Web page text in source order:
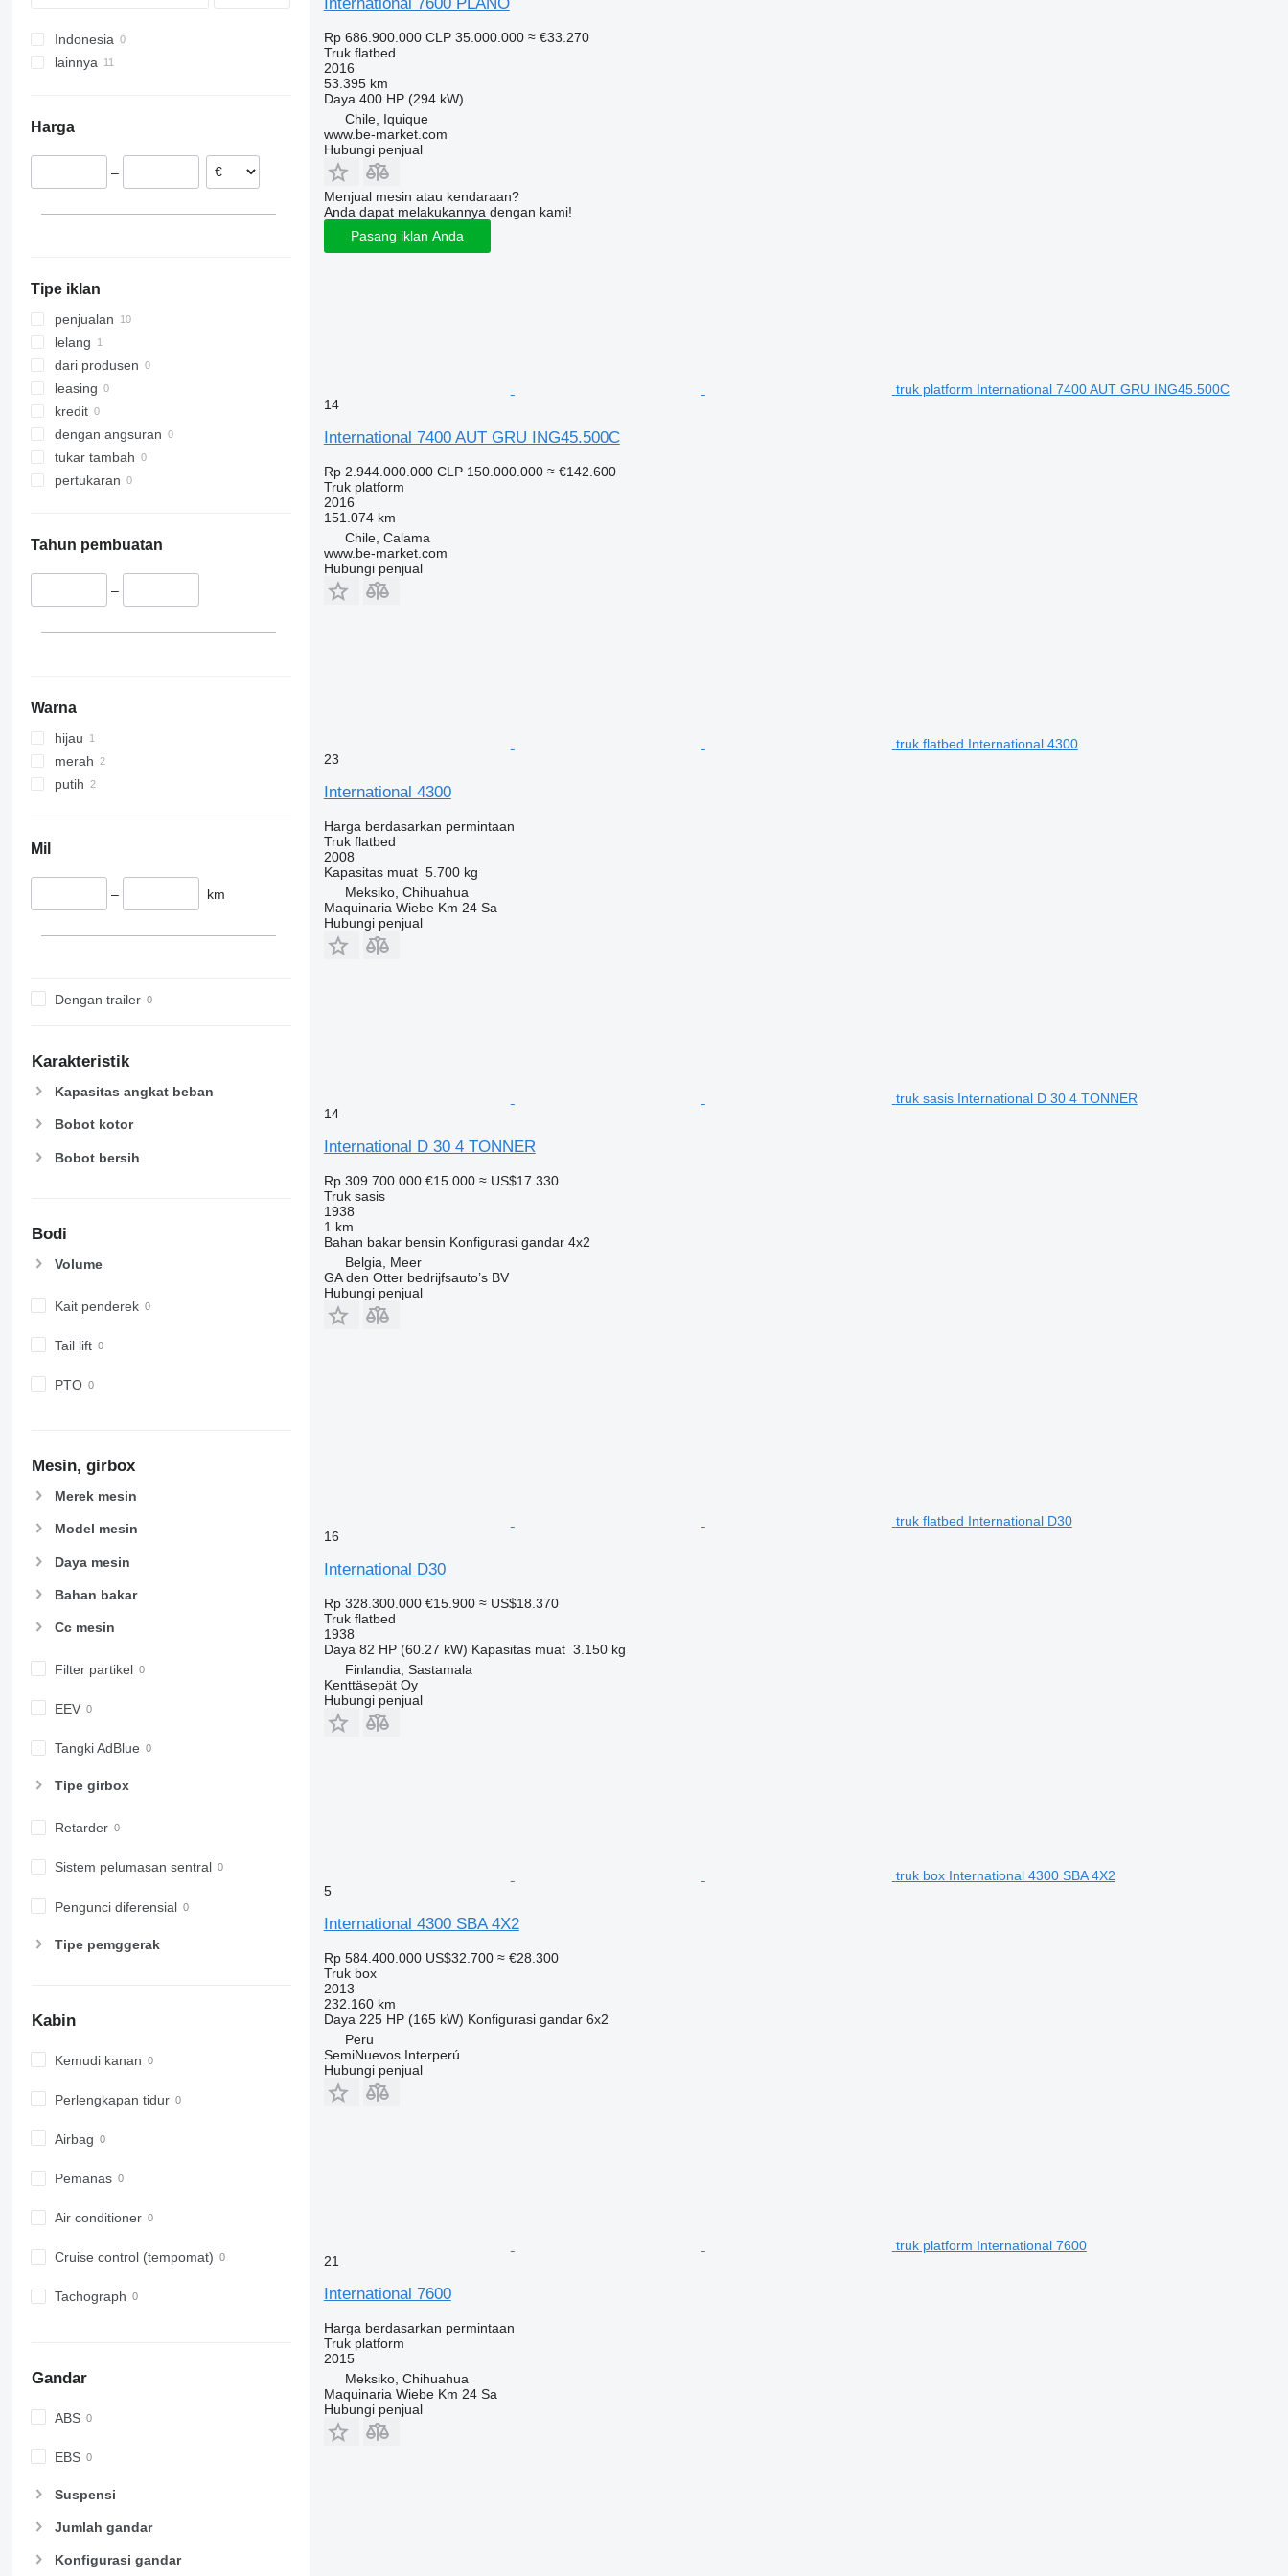
Sprinter
Unimog
Zetros
eActros
Midlum
Premium
PL
S-series
Indonesia
lainnya
Norwegia
Finlandia
Harga
–
Tipe iklan
penjualan
lelang
dari produsen
leasing
kredit
dengan angsuran
tukar tambah
pertukaran
Tahun pembuatan
–
Warna
hijau
merah
putih
Mil
– km
Dengan trailer
Karakteristik
Kapasitas angkat beban
Bobot kotor
Bobot bersih
Bodi
Volume
Kait penderek
Tail lift
PTO
Mesin, girbox
Merek mesin
Model mesin
Daya mesin
Bahan bakar
Cc mesin
Filter partikel
EEV
Tangki AdBlue
Tipe girbox
Retarder
Sistem pelumasan sentral
Pengunci diferensial
Tipe pemggerak
Kabin
Kemudi kanan
Perlengkapan tidur
Airbag
Pemanas
Air conditioner
Cruise control (tempomat)
Tachograph
Gandar
ABS
EBS
Suspensi
Jumlah gandar
Konfigurasi gandar
Rp 686.900.000 CLP 35.000.000 ≈ €33.270
Truk flatbed
2016
53.395 km
Daya 400 HP (294 kW)
Chile, Iquique
www.be-market.com
Hubungi penjual
Menjual mesin atau kendaraan?
Anda dapat melakukannya dengan kami!
Pasang iklan Anda
truk platform International 7400 AUT GRU ING45.500C
14
International 7400 AUT GRU ING45.500C
Rp 2.944.000.000 CLP 150.000.000 ≈ €142.600
Truk platform
2016
151.074 km
Chile, Calama
www.be-market.com
Hubungi penjual
truk flatbed International 4300
23
International 4300
Harga berdasarkan permintaan
Truk flatbed
2008
Kapasitas muat 5.700 kg
Meksiko, Chihuahua
Maquinaria Wiebe Km 24 Sa
Hubungi penjual
truk sasis International D 30 4 TONNER
14
International D 30 4 TONNER
Rp 309.700.000 €15.000 ≈ US$17.330
Truk sasis
1938
1 km
Bahan bakar bensin Konfigurasi gandar 4x2
Belgia, Meer
GA den Otter bedrijfsauto’s BV
Hubungi penjual
truk flatbed International D30
16
International D30
Rp 328.300.000 €15.900 ≈ US$18.370
Truk flatbed
1938
Daya 82 HP (60.27 kW) Kapasitas muat 3.150 kg
Finlandia, Sastamala
Kenttäsepät Oy
Hubungi penjual
truk box International 4300 SBA 4X2
5
International 4300 SBA 4X2
Rp 584.400.000 US$32.700 ≈ €28.300
Truk box
2013
232.160 km
Daya 225 HP (165 kW) Konfigurasi gandar 6x2
Peru
SemiNuevos Interperú
Hubungi penjual
truk platform International 7600
21
International 7600
Harga berdasarkan permintaan
Truk platform
2015
Meksiko, Chihuahua
Maquinaria Wiebe Km 24 Sa
Hubungi penjual